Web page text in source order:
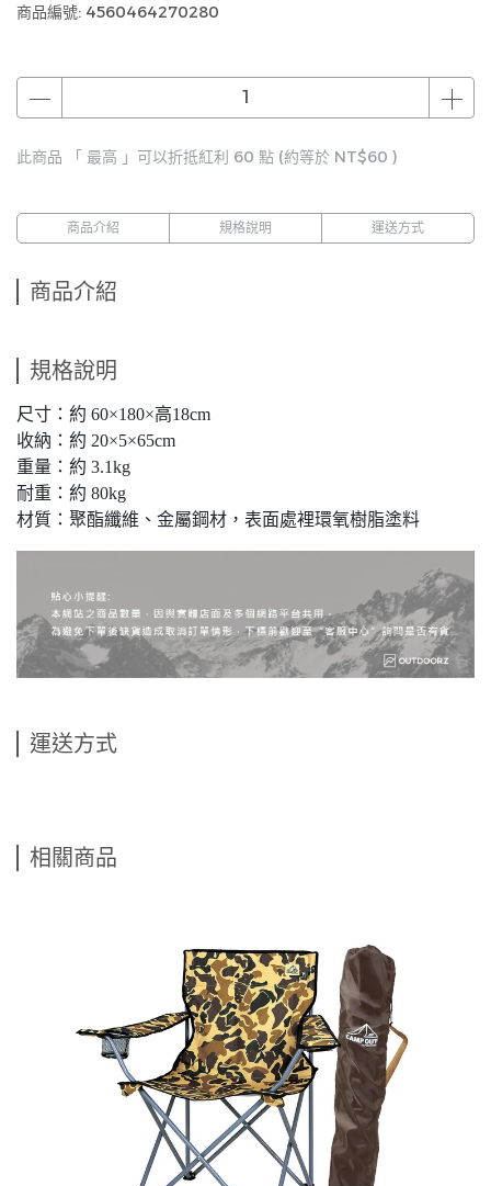
商品編號: 4560464270280
此商品 「 最高 」可以折抵紅利 60 點 (約等於 NT$60 )
商品介紹 規格說明 運送方式
商品介紹
規格說明
尺寸：約 60×180×高18cm
收納：約 20×5×65cm
重量：約 3.1kg
耐重：約 80kg
材質：聚酯纖維、金屬鋼材，表面處裡環氧樹脂塗料
運送方式
相關商品